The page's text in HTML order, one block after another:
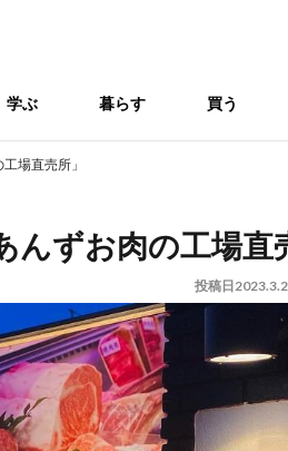
学ぶ 暮らす 買う
場直売所」
ずお肉の工場直
投稿日